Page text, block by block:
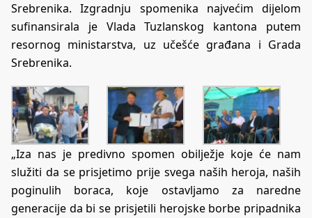
Srebrenika. Izgradnju spomenika najvećim dijelom
sufinansirala je Vlada Tuzlanskog kantona putem
resornog ministarstva, uz učešće građana i Grada
Srebrenika.
„Iza nas je predivno spomen obilježje koje će nam
služiti da se prisjetimo prije svega naših heroja, naših
poginulih boraca, koje ostavljamo za naredne
generacije da bi se prisjetili herojske borbe pripadnika